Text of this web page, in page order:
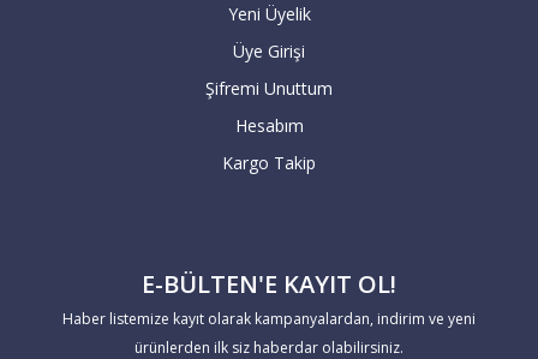
Havale / EFT ile yapacağınız alışverişlerde,
sipariş tutarının hesaplarımıza
geçmesiyle teslimat süresi başlar. 7 iş
günü içerisinde hesaba geçmeyen havale
siparişleriniz geçersiz sayılır.
Yaptığınız ödemeleri
https://www.markaevim.com/hesabim/
bildirimlinkinden bize iletebilirsiniz.
Yeni Üyelik
Üye Girişi
Şifremi Unuttum
Hesabım
Kargo Takip
E-BÜLTEN'E KAYIT OL!
Haber listemize kayıt olarak kampanyalardan, indirim ve yeni
ürünlerden ilk siz haberdar olabilirsiniz.